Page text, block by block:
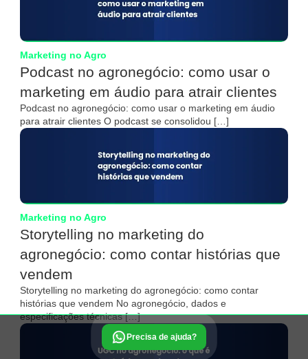
Marketing no Agro
Podcast no agronegócio: como usar o
marketing em áudio para atrair clientes
Podcast no agronegócio: como usar o marketing em áudio
para atrair clientes O podcast se consolidou […]
Marketing no Agro
Storytelling no marketing do
agronegócio: como contar histórias que
vendem
Storytelling no marketing do agronegócio: como contar
histórias que vendem No agronegócio, dados e
especificações técnicas […]
Precisa de ajuda?